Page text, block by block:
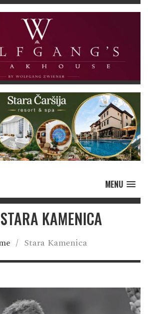
MENU
KAMENICA
/ Stara Kamenica